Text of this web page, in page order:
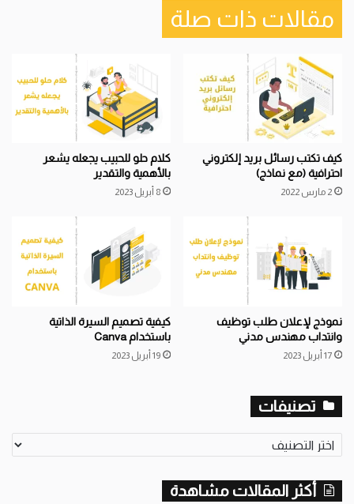
مقالات ذات صلة
كيف تكتب رسائل بريد إلكتروني
احترافية (مع نماذج)
2 مارس 2022
كلام حلو للحبيب يجعله يشعر
بالأهمية والتقدير
8 أبريل 2023
نموذج لإعلان طلب توظيف
وانتداب مهندس مدني
17 أبريل 2023
كيفية تصميم السيرة الذاتية
باستخدام Canva
19 أبريل 2023
تصنيفات
تصنيفات
أكثر المقالات مشاهدة